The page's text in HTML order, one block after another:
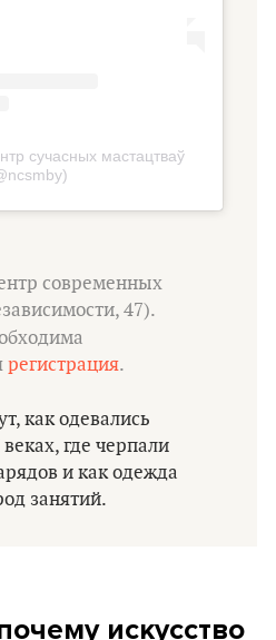
сучасных мастацтваў
современных
47).
регистрация.
как одевались
где черпали
и как одежда
занятий.
искусство